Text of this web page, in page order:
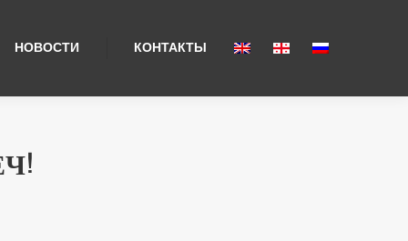
НОВОСТИ КОНТАКТЫ